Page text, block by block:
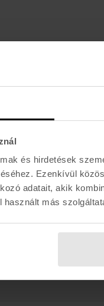
és hirdetések
Ezenkívül
adatait, akik
más
akciókról